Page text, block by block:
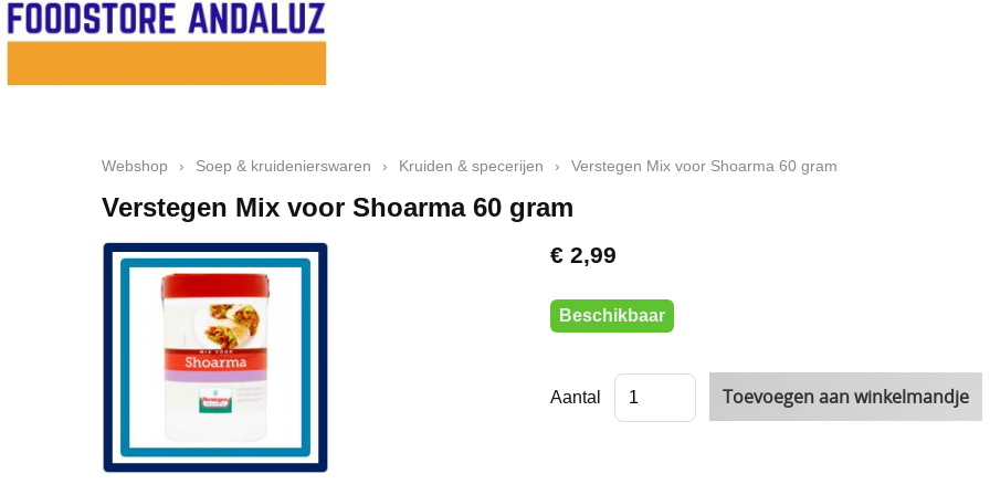
Webshop › Soep & kruidenierswaren › Kruiden & specerijen › Verstegen Mix voor Shoarma 60 gram
Verstegen Mix voor Shoarma 60 gram
€ 2,99
Beschikbaar
Aantal